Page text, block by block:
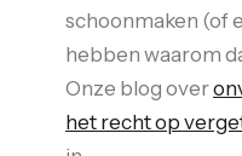
schoonmaken (of
hebben waarom
Onze blog over
het recht op